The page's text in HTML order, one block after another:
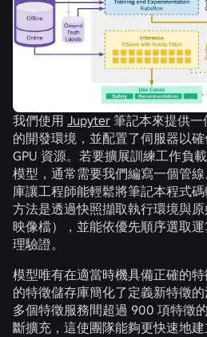
我們使用 Jupyter 筆記本來提供
的開發環境，並配置了伺服器以
GPU 資源。若要擴展訓練工作負
模型，通常需要我們編寫一個管
庫讓工程師能輕鬆將筆記本程式
方法是透過快照擷取執行環境與
映像檔），並能依優先順序選取
理驗證。
模型唯有在適當時機具備正確的
的特徵儲存庫簡化了定義新特徵
多個特徵服務間超過 900 項特徵
斷擴充，這使團隊能夠更快速地建